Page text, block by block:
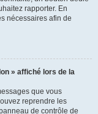
rapporter. En
nécessaires afin de
» affiché lors de la
que vous
reprendre les
de contrôle de